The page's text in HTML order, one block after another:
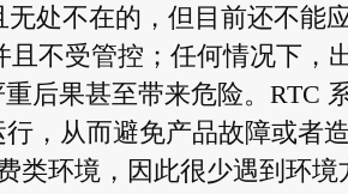
处不在的，但目前还不能
不受管控；任何情况下，
后果甚至带来危险。RTC
，从而避免产品故障或者
类环境，因此很少遇到环境